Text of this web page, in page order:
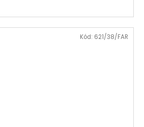
Kód: 621/38/FAR